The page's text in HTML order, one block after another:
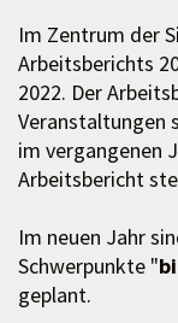
Im Zentrum der
Arbeitsberichts
2022. Der
Veranstaltungen
im vergangenen
Arbeitsbericht
Im neuen Jahr
Schwerpunkte "
geplant.